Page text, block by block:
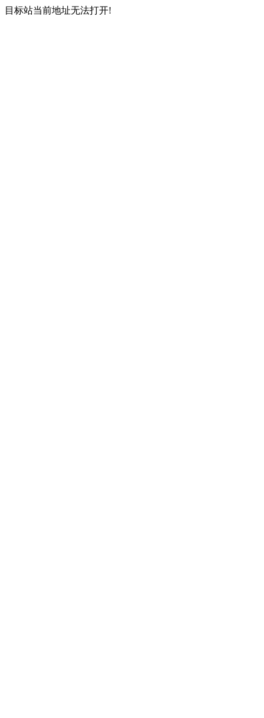
目标站当前地址无法打开!